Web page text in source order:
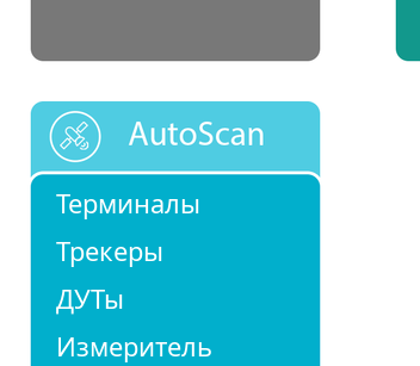
Терминалы
Трекеры
ДУТы
Измеритель